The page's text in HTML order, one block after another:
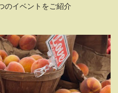
のイベントをご紹介